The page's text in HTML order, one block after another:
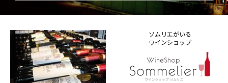
ソムリエがいる
ワインショップ